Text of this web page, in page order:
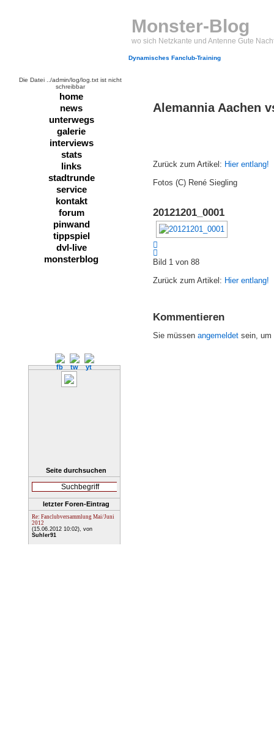
Die Datei ../admin/log/log.txt ist nicht
schreibbar
home
news
unterwegs
galerie
interviews
stats
links
stadtrunde
service
kontakt
forum
pinwand
tippspiel
dvl-live
monsterblog
Seite durchsuchen
letzter Foren-Eintrag
Re: Fanclubversammlung Mai/Juni
2012
(15.06.2012 10:02), von
Suhler91
Monster-Blog
wo sich Netzkante und Antenne Gute
Dynamisches Fanclub-Training
Alemannia Aachen
Zurück zum Artikel: Hier entlang!
Fotos (C) René Siegling
20121201_0001
Bild 1 von 88
Zurück zum Artikel: Hier entlang!
Kommentieren
Sie müssen angemeldet sein, um